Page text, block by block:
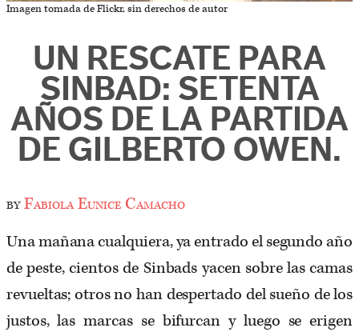
Imagen tomada de Flickr, sin derechos de autor
UN RESCATE PARA
SINBAD: SETENTA
AÑOS DE LA PARTIDA
DE GILBERTO OWEN.
byFabiola Eunice Camacho
Una mañana cualquiera, ya entrado el segundo año
de peste, cientos de Sinbads yacen sobre las camas
revueltas; otros no han despertado del sueño de los
justos, las marcas se bifurcan y luego se erigen